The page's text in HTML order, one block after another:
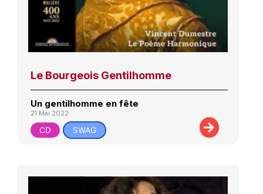
Le Bourgeois Gentilhomme
Un gentilhomme en fête
21 Mai 2022
CD SWAG